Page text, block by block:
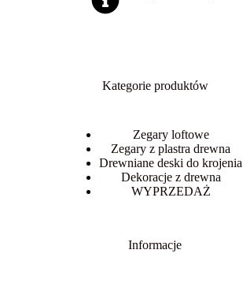
Kategorie produktów
Zegary loftowe
Zegary z plastra drewna
Drewniane deski do krojenia
Dekoracje z drewna
WYPRZEDAŻ
Informacje